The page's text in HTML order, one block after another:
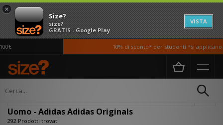
×
Size?
size?
GRATIS - Google Play
VISTA
10% di sconto* per studenti *si applicano T&Ci
Home Uomo
Uomo - Adidas Adidas Originals
292 Prodotti trovati